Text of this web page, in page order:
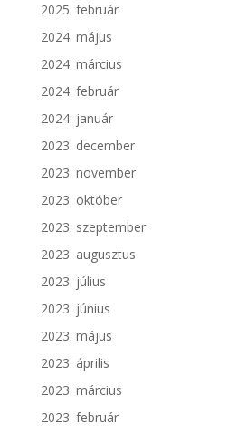
2025. február
2024. május
2024. március
2024. február
2024. január
2023. december
2023. november
2023. október
2023. szeptember
2023. augusztus
2023. július
2023. június
2023. május
2023. április
2023. március
2023. február